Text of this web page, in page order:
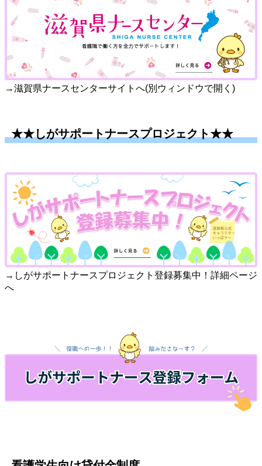
→滋賀県ナースセンターサイトへ(別ウィンドウで開く)
★★しがサポートナースプロジェクト★★
→しがサポートナースプロジェクト登録募集中！詳細ページ
へ